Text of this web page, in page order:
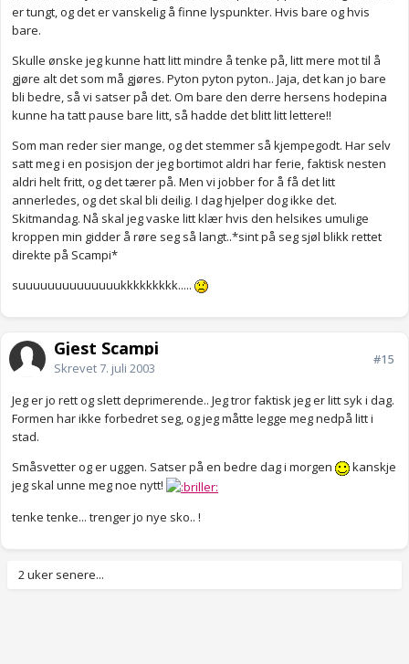
er tungt, og det er vanskelig å finne lyspunkter. Hvis bare og hvis
bare.
Skulle ønske jeg kunne hatt litt mindre å tenke på, litt mere mot til å
gjøre alt det som må gjøres. Pyton pyton pyton.. Jaja, det kan jo bare
bli bedre, så vi satser på det. Om bare den derre hersens hodepina
kunne ha tatt pause bare litt, så hadde det blitt litt lettere!!
Som man reder sier mange, og det stemmer så kjempegodt. Har selv
satt meg i en posisjon der jeg bortimot aldri har ferie, faktisk nesten
aldri helt fritt, og det tærer på. Men vi jobber for å få det litt
annerledes, og det skal bli deilig. I dag hjelper dog ikke det.
Skitmandag. Nå skal jeg vaske litt klær hvis den helsikes umulige
kroppen min gidder å røre seg så langt..*sint på seg sjøl blikk rettet
direkte på Scampi*
suuuuuuuuuuuuuukkkkkkkkk.....
Gjest Scampi
Skrevet7. juli 2003
#15
Jeg er jo rett og slett deprimerende.. Jeg tror faktisk jeg er litt syk i dag.
Formen har ikke forbedret seg, og jeg måtte legge meg nedpå litt i
stad.
Småsvetter og er uggen. Satser på en bedre dag i morgen
kanskje
jeg skal unne meg noe nytt!
tenke tenke... trenger jo nye sko.. !
2 uker senere...